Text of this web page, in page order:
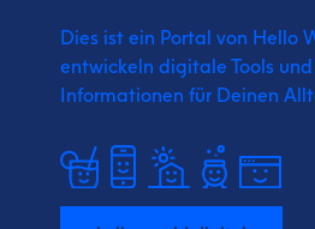
Dies ist ein Portal von Hello
entwickeln digitale Tools
Informationen für Deinen